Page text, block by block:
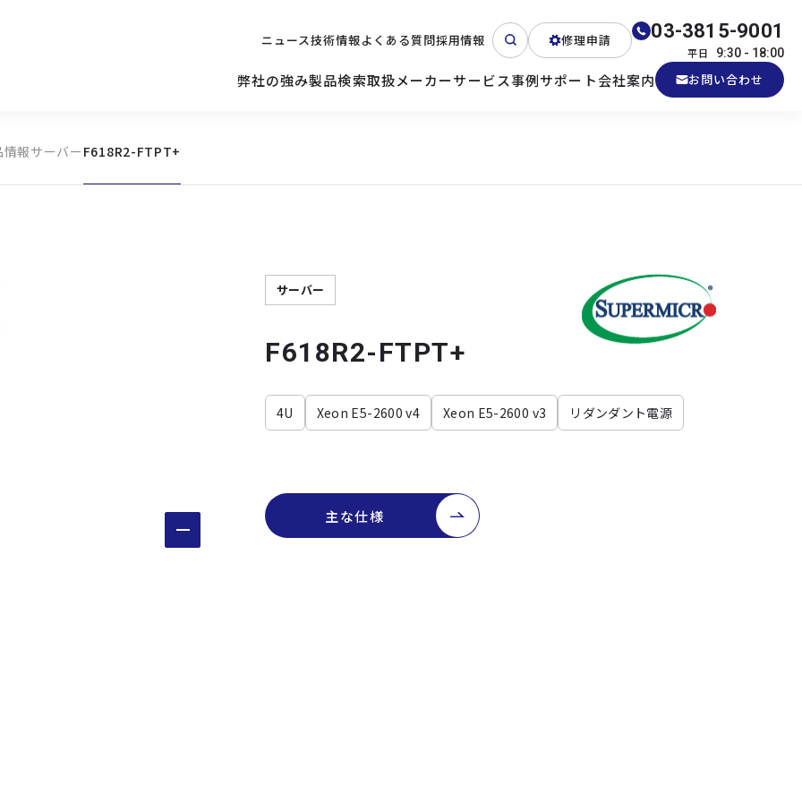
ニュース技術情報よくある質問採用情報 修理申請 03-3815-9001
平日 9:30 - 18:00
弊社の強み製品検索
サーバー 産業用PC
取扱メーカーサービス
キッティング
事例サポート
ご購入を検討されている方へ
会社案内 お問い合わせ
報サーバー F618R2-FTPT+
サーバー
F618R2-FTPT+
4U Xeon E5-2600 v4 Xeon E5-2600 v3 リダンダント電源
主な仕様